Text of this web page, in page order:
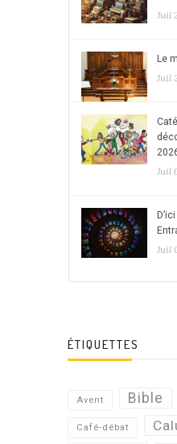
Juil
Le
Juil
Juil
Juil
ÉTIQUETTES
Avent Bible
Café-débat